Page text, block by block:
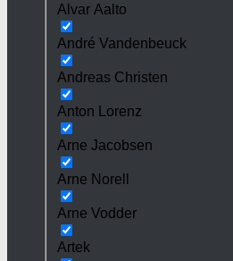
Alvar Aalto
André Vandenbeuck
Andreas Christen
Anton Lorenz
Arne Jacobsen
Arne Norell
Arne Vodder
Artek